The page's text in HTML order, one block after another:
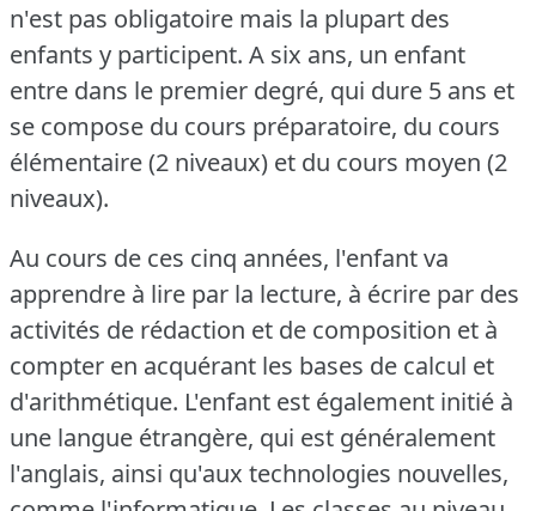
n'est pas obligatoire mais la plupart des
enfants y participent. A six ans, un enfant
entre dans le premier degré, qui dure 5 ans et
se compose du cours préparatoire, du cours
élémentaire (2 niveaux) et du cours moyen (2
niveaux).
Au cours de ces cinq années, l'enfant va
apprendre à lire par la lecture, à écrire par des
activités de rédaction et de composition et à
compter en acquérant les bases de calcul et
d'arithmétique. L'enfant est également initié à
une langue étrangère, qui est généralement
l'anglais, ainsi qu'aux technologies nouvelles,